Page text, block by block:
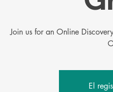
Join us for an Online
El